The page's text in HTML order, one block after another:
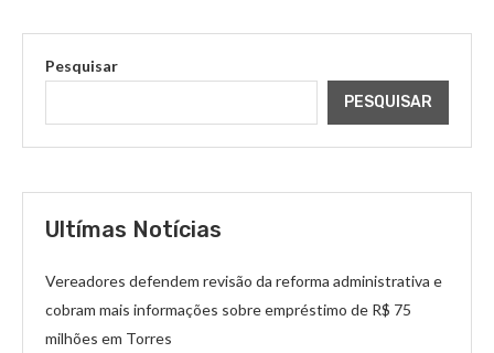
Pesquisar
PESQUISAR
Ultímas Notícias
Vereadores defendem revisão da reforma administrativa e
cobram mais informações sobre empréstimo de R$ 75
milhões em Torres